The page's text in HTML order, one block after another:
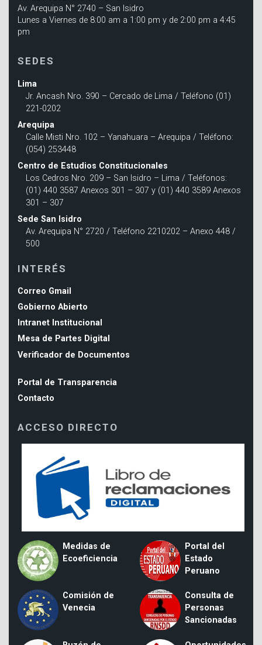
Av. Arequipa N° 2740 – San Isidro
Lunes a Viernes de 8:00 am a 1:00 pm y de 2:00 pm a 4:45
pm
SEDES
Lima
Jr. Ancash Nro. 390 – Cercado de Lima / Teléfono (01)
221-0202
Arequipa
Calle Misti Nro. 102 – Yanahuara – Arequipa / Teléfono:
(054) 253448
Centro de Estudios Constitucionales
Los Cedros Nro. 209 – San Isidro – Lima / Teléfonos:
(01) 440 3587 Anexos 301 – 307 y (01) 440 3589 Anexos
301 – 307
Sede San Isidro
Av. Arequipa N° 2720 / Teléfono 2210202 – Anexo 448 /
500
INTERÉS
Correo Gmail
Gobierno Abierto
Intranet Institucional
Mesa de Partes Digital
Verificador de Documentos
Portal de Transparencia
Contacto
ACCESO DIRECTO
Medidas de
Ecoeficiencia
Portal del
Estado
Peruano
Comisión de
Venecia
Consulta de
Personas
Sancionadas